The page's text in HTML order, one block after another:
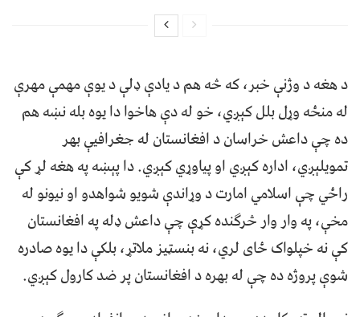
د هغه د وژنې خبر، که څه هم د یادې ډلې د یوې مهمې مهرې
له منځه وړل بلل کېږي، خو له دې هاخوا دا یوه بله نښه هم
ده چې داعش خراسان د افغانستان له جغرافیې بهر
تمویلېږي، اداره کېږي او پیاوړي کېږي. دا پېښه په هغه لړ کې
راځي چې اسلامي امارت د وړاندې شویو شواهدو او نیونو له
مخې، په وار وار څرګنده کړې چې داعش ډله په افغانستان
کې نه خپلواک ځای لري، نه بنسټیز ملاتړ، بلکې دا یوه صادره
شوې پروژه ده چې له بهره د افغانستان پر ضد کارول کېږي.